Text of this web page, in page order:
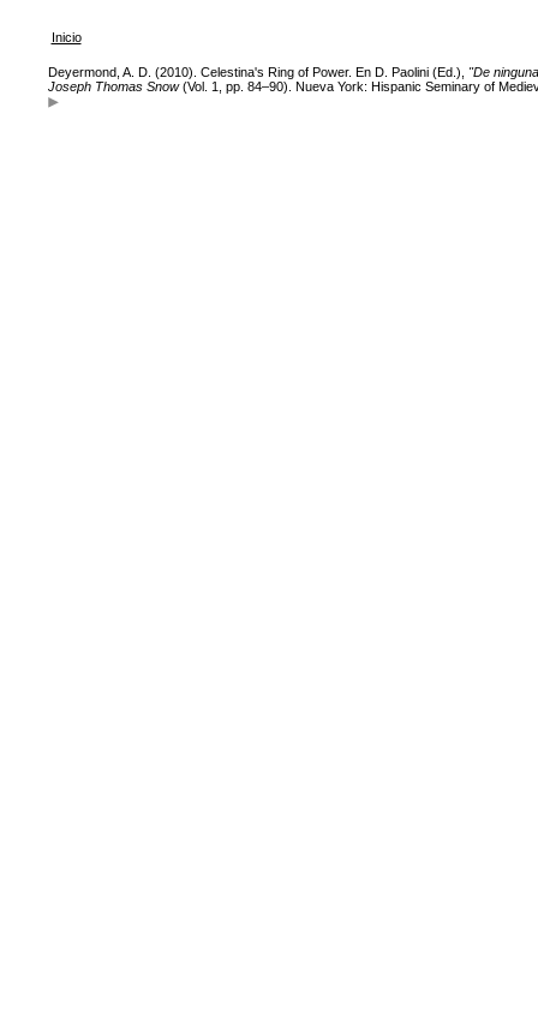
Inicio
Deyermond, A. D. (2010). Celestina's Ring of Power. En D. Paolini (Ed.),
"De
Joseph Thomas Snow(Vol. 1, pp. 84–90). Nueva York: Hispanic Seminary of